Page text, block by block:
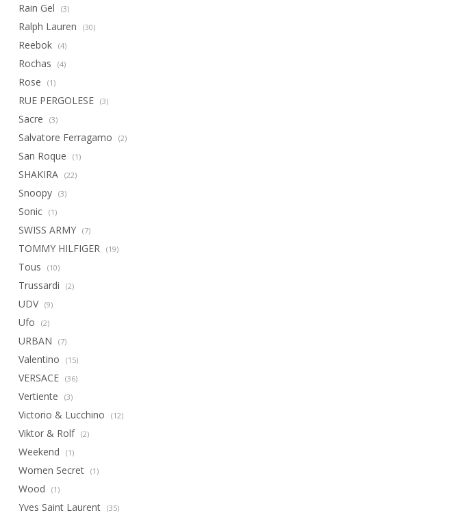
Rain Gel (3)
Ralph Lauren (30)
Reebok (4)
Rochas (4)
Rose (1)
RUE PERGOLESE (3)
Sacre (3)
Salvatore Ferragamo (2)
San Roque (1)
SHAKIRA (22)
Snoopy (3)
Sonic (1)
SWISS ARMY (7)
TOMMY HILFIGER (19)
Tous (10)
Trussardi (2)
UDV (9)
Ufo (2)
URBAN (7)
Valentino (15)
VERSACE (36)
Vertiente (3)
Victorio & Lucchino (12)
Viktor & Rolf (2)
Weekend (1)
Women Secret (1)
Wood (1)
Yves Saint Laurent (35)